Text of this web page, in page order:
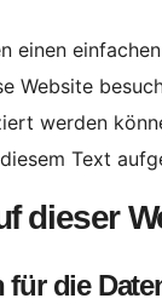
einen
Website
werden
Text
dieser
die